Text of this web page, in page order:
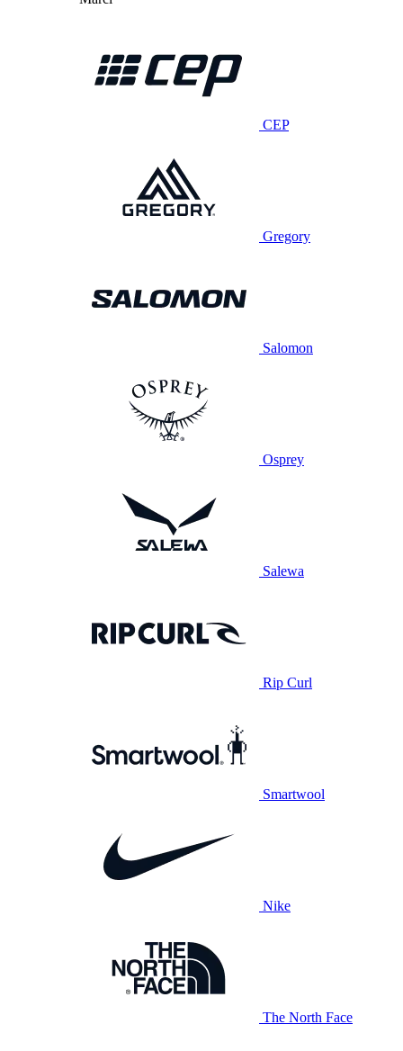
CEP
Gregory
Salomon
Osprey
Salewa
Rip Curl
Smartwool
Nike
The North Face